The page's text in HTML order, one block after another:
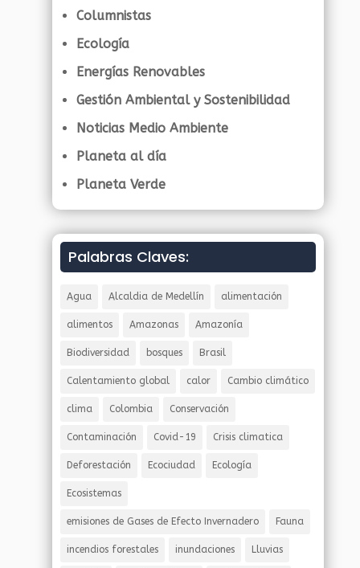
Columnistas
Ecología
Energías Renovables
Gestión Ambiental y Sostenibilidad
Noticias Medio Ambiente
Planeta al día
Planeta Verde
Palabras Claves:
Agua Alcaldia de Medellín alimentación
alimentos Amazonas Amazonía
Biodiversidad bosques Brasil
Calentamiento global calor Cambio climático
clima Colombia Conservación
Contaminación Covid-19 Crisis climatica
Deforestación Ecociudad Ecología
Ecosistemas
emisiones de Gases de Efecto Invernadero Fauna
incendios forestales inundaciones Lluvias